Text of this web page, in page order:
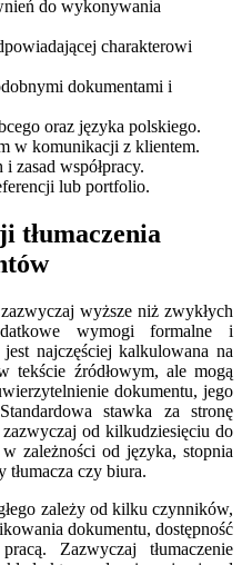
do wykonywania
charakterowi
dokumentami i
oraz języka polskiego.
w komunikacji z klientem.
zasad współpracy.
lub portfolio.
tłumaczenia
wyższe niż zwykłych
wymogi formalne i
najczęściej kalkulowana na
tekście źródłowym, ale mogą
dokumentu, jego
stawka za stronę
zazwyczaj od kilkudziesięciu do
zależności od języka, stopnia
czy biura.
zależy od kilku czynników,
dokumentu, dostępność
Zazwyczaj tłumaczenie